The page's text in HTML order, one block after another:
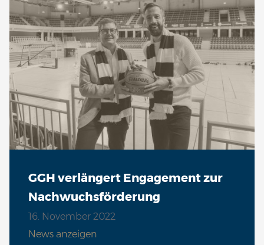
GGH verlängert Engagement zur
Nachwuchsförderung
16. November 2022
News anzeigen